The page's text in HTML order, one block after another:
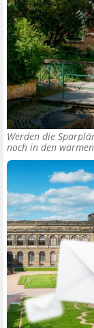
Werden die
noch in den